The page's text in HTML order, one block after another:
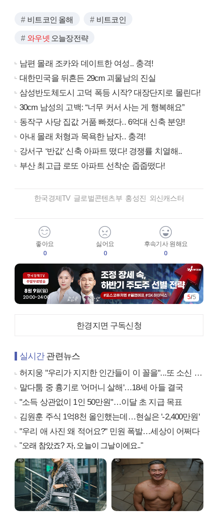
비트코인 올해 비트코인
와우넷 오늘장전략
남편 몰래 조카와 데이트한 여성.. 충격!
대한민국을 뒤흔든 29cm 괴물남의 진실
삼성반도체도시 고덕 폭등 시작? 대장단지로 몰린다!
30cm 남성의 고백: “너무 커서 사는 게 행복해요”
동작구 사당 집값 거품 빠졌다.. 6억대 신축 분양!
아내 몰래 처형과 목욕한 남자.. 충격!
강서구 ‘반값’ 신축 아파트 떴다! 경쟁률 치열해..
부산 최고급 로또 아파트 선착순 줍줍떴다!
한국경제TV 글로벌콘텐츠부 홍성진 외신캐스터
좋아요
0
싫어요
0
후속기사 원해요
0
5/5
한경지면 구독신청
실시간관련뉴스
허지웅 "우리가 지지한 인간들이 이 꼴을"...또 소신 발언
말다툼 중 흉기로 '어머니 살해'…18세 아들 결국
"소득 상관없이 1인 50만원"…이달 초 지급 목표
김원훈 주식 1억8천 올인했는데…현실은 '-2,400만원'
"우리 애 사진 왜 적어요?" 민원 폭발…세상이 어쩌다
"오래 참았죠? 자, 오늘이 그날이에요.."